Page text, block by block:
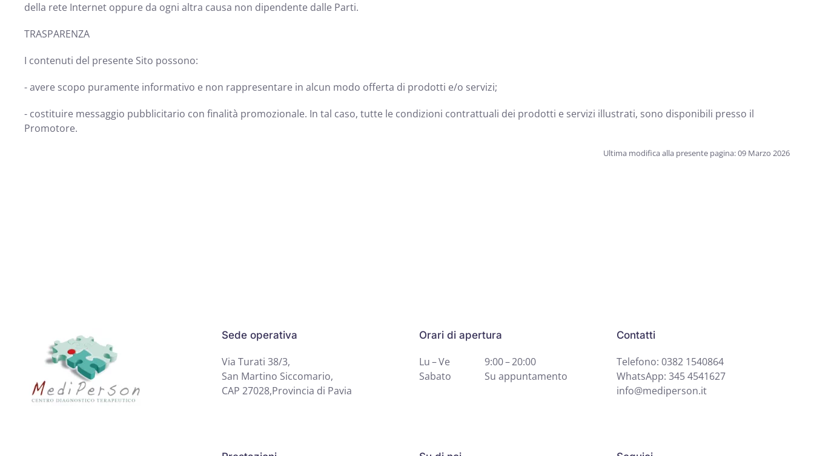
della rete Internet oppure da ogni altra causa non dipendente dalle Parti.
TRASPARENZA
I contenuti del presente Sito possono:
- avere scopo puramente informativo e non rappresentare in alcun modo offerta di prodotti e/o servizi;
- costituire messaggio pubblicitario con finalità promozionale. In tal caso, tutte le condizioni contrattuali dei prodotti e servizi illustrati, sono disponibili presso il
Promotore.
Ultima modifica alla presente pagina: 09 Marzo 2026
Sede operativa
Via Turati 38/3,
San Martino Siccomario,
CAP 27028,Provincia di Pavia
Contatti
Telefono: 0382 1540864
WhatsApp: 345 4541627
info@mediperson.it
Orari di apertura
Lu – Ve
9:00 – 20:00
Sabato
Su appuntamento